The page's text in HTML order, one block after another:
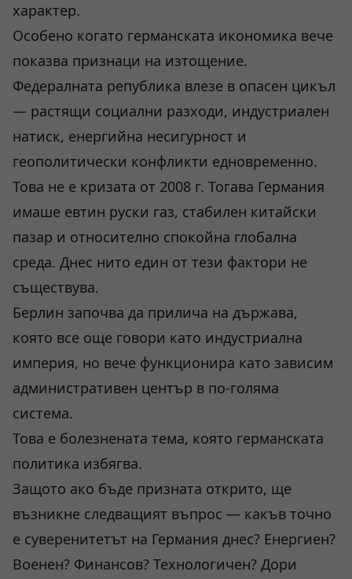
характер.
Особено когато германската икономика вече
показва признаци на изтощение.
Федералната република влезе в опасен цикъл
— растящи социални разходи, индустриален
натиск, енергийна несигурност и
геополитически конфликти едновременно.
Това не е кризата от 2008 г. Тогава Германия
имаше евтин руски газ, стабилен китайски
пазар и относително спокойна глобална
среда. Днес нито един от тези фактори не
съществува.
Берлин започва да прилича на държава,
която все още говори като индустриална
империя, но вече функционира като зависим
административен център в по-голяма
система.
Това е болезнената тема, която германската
политика избягва.
Защото ако бъде призната открито, ще
възникне следващият въпрос — какъв точно
е суверенитетът на Германия днес? Енергиен?
Военен? Финансов? Технологичен? Дори